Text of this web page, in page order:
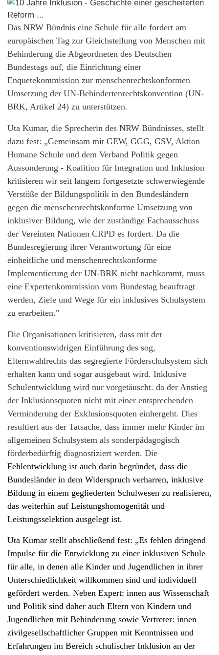
Das NRW Bündnis eine Schule für alle fordert am
europäischen Tag zur Gleichstellung von Menschen mit
Behinderung die Abgeordneten des Deutschen
Bundestags auf, die Einrichtung einer
Enquetekommission zur menschenrechtskonformen
Umsetzung der UN-Behindertenrechtskonvention (UN-
BRK, Artikel 24) zu unterstützen.
Uta Kumar, die Sprecherin des NRW Bündnisses, stellt
dazu fest: „Gemeinsam mit GEW, GGG, GSV, Aktion
Humane Schule und dem Verband Politik gegen
Aussonderung - Koalition für Integration und Inklusion
kritisieren wir seit langem fortgesetzte schwerwiegende
Verstöße der Bildungspolitik in den Bundesländern
gegen die menschenrechtskonforme Umsetzung von
inklusiver Bildung, wie der zuständige Fachausschuss
der Vereinten Nationen CRPD es fordert. Da die
Bundesregierung ihrer Verantwortung für eine
einheitliche und menschenrechtskonforme
Implementierung der UN-BRK nicht nachkommt, muss
eine Expertenkommission vom Bundestag beauftragt
werden, Ziele und Wege für ein inklusives Schulsystem
zu erarbeiten."
Die Organisationen kritisieren, dass mit der
konventionswidrigen Einführung des sog,
Elternwahlrechts das segregierte Förderschulsystem sich
erhalten kann und sogar ausgebaut wird. Inklusive
Schulentwicklung wird nur vorgetäuscht. da der Anstieg
der Inklusionsquoten nicht mit einer entsprechenden
Verminderung der Exklusionsquoten einhergeht. Dies
resultiert aus der Tatsache, dass immer mehr Kinder im
allgemeinen Schulsystem als sonderpädagogisch
förderbedürftig diagnostiziert werden. Die
Fehlentwicklung ist auch darin begründet, dass die
Bundesländer in dem Widerspruch verharren, inklusive
Bildung in einem gegliederten Schulwesen zu realisieren,
das weiterhin auf Leistungshomogenität und
Leistungsselektion ausgelegt ist.
Uta Kumar stellt abschließend fest: „Es fehlen dringend
Impulse für die Entwicklung zu einer inklusiven Schule
für alle, in denen alle Kinder und Jugendlichen in ihrer
Unterschiedlichkeit willkommen sind und individuell
gefördert werden. Neben Expert: innen aus Wissenschaft
und Politik sind daher auch Eltern von Kindern und
Jugendlichen mit Behinderung sowie Vertreter: innen
zivilgesellschaftlicher Gruppen mit Kenntnissen und
Erfahrungen im Bereich schulischer Inklusion an der